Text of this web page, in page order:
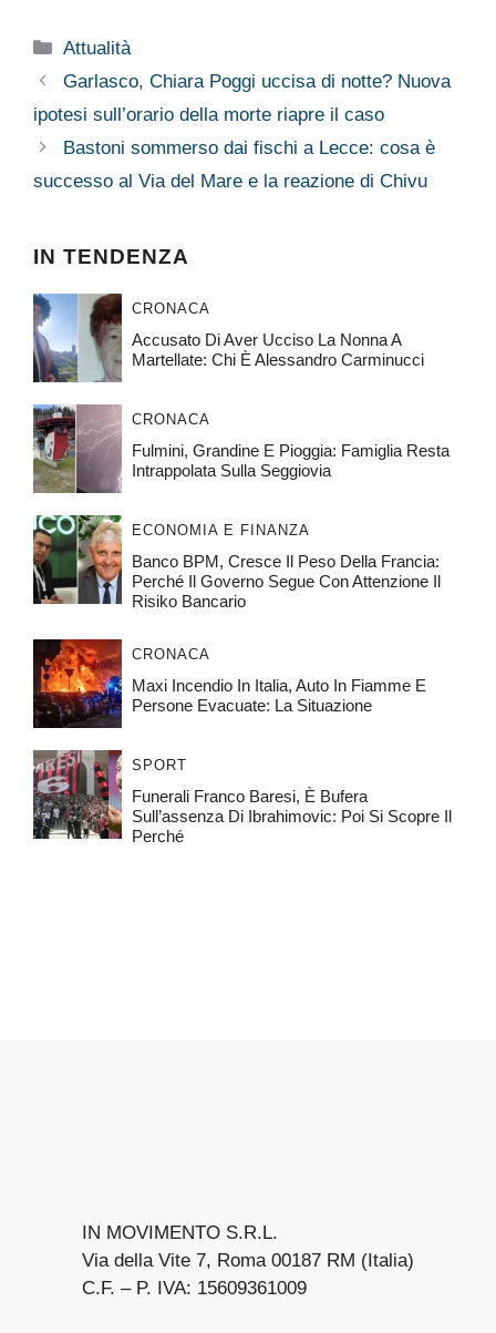
Categorie
Attualità
Garlasco, Chiara Poggi uccisa di notte? Nuova
ipotesi sull’orario della morte riapre il caso
Bastoni sommerso dai fischi a Lecce: cosa è
successo al Via del Mare e la reazione di Chivu
IN TENDENZA
CRONACA
Accusato Di Aver Ucciso La Nonna A
Martellate: Chi È Alessandro Carminucci
CRONACA
Fulmini, Grandine E Pioggia: Famiglia Resta
Intrappolata Sulla Seggiovia
ECONOMIA E FINANZA
Banco BPM, Cresce Il Peso Della Francia:
Perché Il Governo Segue Con Attenzione Il
Risiko Bancario
CRONACA
Maxi Incendio In Italia, Auto In Fiamme E
Persone Evacuate: La Situazione
SPORT
Funerali Franco Baresi, È Bufera
Sull’assenza Di Ibrahimovic: Poi Si Scopre Il
Perché
IN MOVIMENTO S.R.L.
Via della Vite 7, Roma 00187 RM (Italia)
C.F. – P. IVA: 15609361009